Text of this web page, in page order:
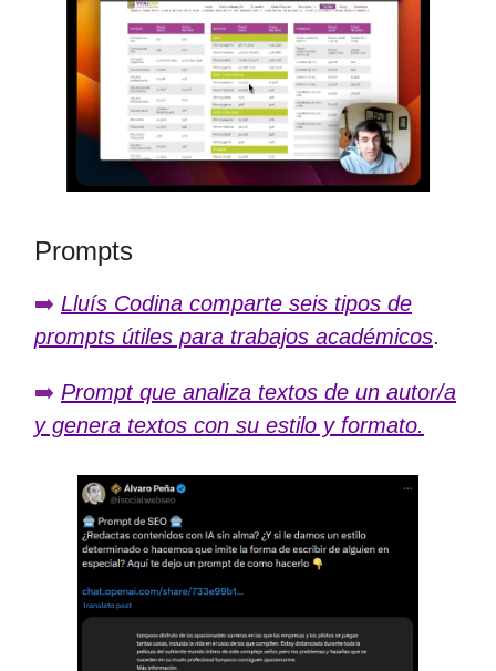
Prompts
➡️ Lluís Codina comparte seis tipos de
prompts útiles para trabajos académicos.
➡️ Prompt que analiza textos de un autor/a
y genera textos con su estilo y formato.